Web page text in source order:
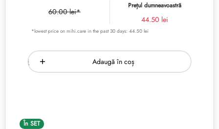
60.00 lei*
Prețul dumneavoastră
44.50 lei
*lowest price on mihi.care in the past 30 days: 44.50 lei
Adaugă în coș
În SET